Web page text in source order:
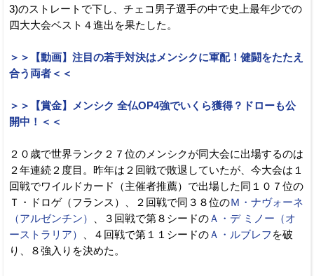
3)のストレートで下し、チェコ男子選手の中で史上最年少での
四大大会ベスト４進出を果たした。
＞＞【動画】注目の若手対決はメンシクに軍配！健闘をたたえ
合う両者＜＜
＞＞【賞金】メンシク 全仏OP4強でいくら獲得？ドローも公
開中！＜＜
２０歳で世界ランク２７位のメンシクが同大会に出場するのは
２年連続２度目。昨年は２回戦で敗退していたが、今大会は１
回戦でワイルドカード（主催者推薦）で出場した同１０７位の
Ｔ・ドロゲ（フランス）、２回戦で同３８位のＭ・ナヴォーネ
（アルゼンチン）
、３回戦で第８シードのＡ・デ ミノー（オ
ーストラリア）
、４回戦で第１１シードのＡ・ルブレフ を破
り、８強入りを決めた。